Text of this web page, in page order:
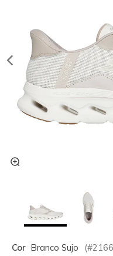
Cor Branco Sujo (#